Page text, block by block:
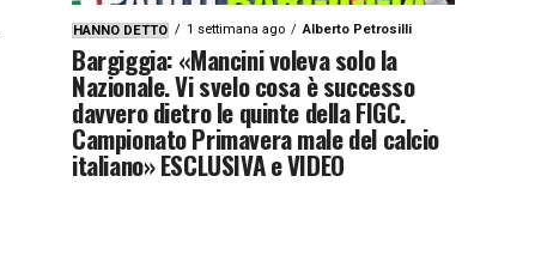
HANNO DETTO 1 settimana ago Alberto Petrosilli
Bargiggia: «Mancini voleva solo la
Nazionale. Vi svelo cosa è successo
davvero dietro le quinte della FIGC.
Campionato Primavera male del calcio
italiano» ESCLUSIVA e VIDEO